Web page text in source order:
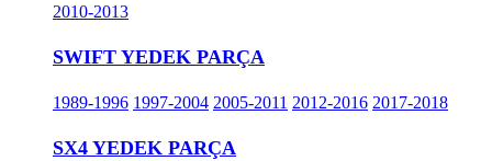
2010-2013
SWIFT YEDEK PARÇA
1989-1996 1997-2004 2005-2011 2012-2016 2017-2018
SX4 YEDEK PARÇA